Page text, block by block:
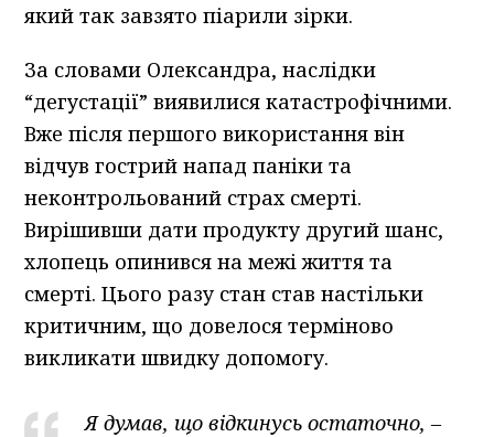
який так завзято піарили зірки.
За словами Олександра, наслідки
“дегустації” виявилися катастрофічними.
Вже після першого використання він
відчув гострий напад паніки та
неконтрольований страх смерті.
Вирішивши дати продукту другий шанс,
хлопець опинився на межі життя та
смерті. Цього разу стан став настільки
критичним, що довелося терміново
викликати швидку допомогу.
Я думав, що відкинусь остаточно, –